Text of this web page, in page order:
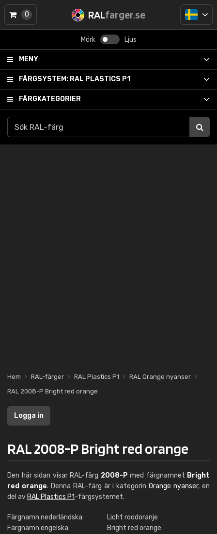
RALfarger.se
Mörk Ljus
MENY
FÄRGSYSTEM: RAL PLASTICS P1
FÄRGKATEGORIER
0
Hem RAL-färger RAL Plastics P1
RAL Orange nyanser
RAL 2008-P Bright red orange
Logga in
RAL 2008-P Bright red orange
Den här sidan visar RAL-färg 2008-P med färgnamnet Bright
red orange. Denna RAL-färg är i kategorinOrange nyanser, en
del av RAL Plastics P1-färgsystemet.
Färgnamn nederländska:
Licht roodoranje
Färgnamn engelska:
Bright red orange